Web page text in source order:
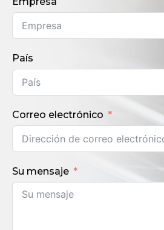
País
Correo electrónico
Su mensaje